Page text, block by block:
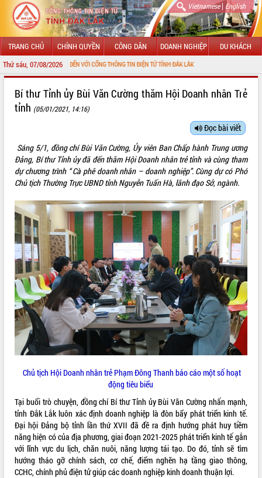
Vietnamese| English
TRANG CHỦ CHÍNH QUYỀN CÔNG DÂN DOANH NGHIỆP DU KHÁCH
Thứ sáu, 07/08/2026
CHÀO MỪNG ĐẾN VỚI CỔNG THÔNG TIN ĐIỆN TỬ TỈNH ĐẮK LẮK
LÃNH ĐẠO UBND TỈNH
SỞ, BAN, NGÀNH
UBND CÁC XÃ, PHƯỜNG
THÔNG TIN CHỈ ĐẠO ĐIỀU HÀNH
HỆ THỐNG VĂN BẢN
VĂN BẢN HĐND TỈNH
ĐIỂM TIN VĂN BẢN
QUY HOẠCH - KẾ HOẠCH
Bí thư Tỉnh ủy Bùi Văn Cường thăm Hội Doanh nhân Trẻ
tỉnh (05/01/2021, 14:16)
Đọc bài viết
Sáng 5/1, đồng chí Bùi Văn Cường, Ủy viên Ban Chấp hành Trung ương
Đảng, Bí thư Tỉnh ủy đã đến thăm Hội Doanh nhân trẻ tỉnh và cùng tham
dự chương trình “ Cà phê doanh nhân – doanh nghiệp”. Cùng dự có Phó
Chủ tịch Thường Trực UBND tỉnh Nguyễn Tuấn Hà, lãnh đạo Sở, ngành.
Chủ tịch Hội Doanh nhân trẻ Phạm Đông Thanh báo cáo một số hoạt
động tiêu biểu
Tại buổi trò chuyện, đồng chí Bí thư Tỉnh ủy Bùi Văn Cường nhấn mạnh,
tỉnh Đắk Lắk luôn xác định doanh nghiệp là đòn bẩy phát triển kinh tế.
Đại hội Đảng bộ tỉnh lần thứ XVII đã đề ra định hướng phát huy tiềm
năng hiện có của địa phương, giai đoạn 2021-2025 phát triển kinh tế gắn
với lĩnh vực du lịch, chăn nuôi, năng lượng tái tạo. Do đó, tỉnh sẽ tìm
hướng tháo gỡ chính sách, cơ chế, điểm nghẽn hạ tầng giao thông,
CCHC, chính phủ điện tử giúp các doanh nghiệp kinh doanh thuận lợi.